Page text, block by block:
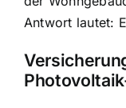
Antwort lautet: